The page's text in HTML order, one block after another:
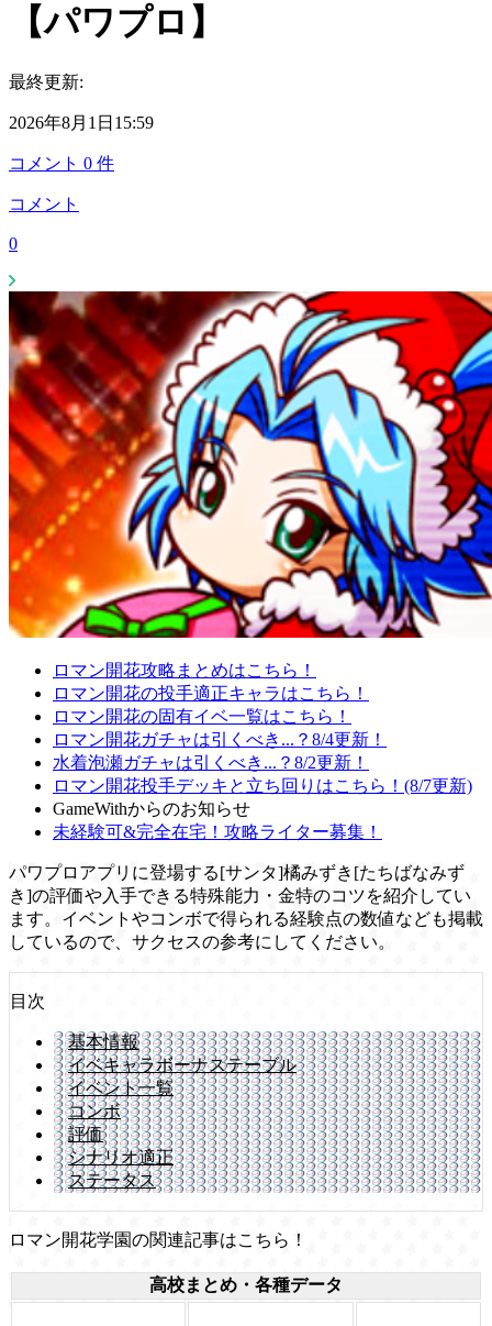
【パワプロ】
最終更新:
2026年8月1日15:59
コメント 0 件
コメント
0
ロマン開花攻略まとめはこちら！
ロマン開花の投手適正キャラはこちら！
ロマン開花の固有イベ一覧はこちら！
ロマン開花ガチャは引くべき...？8/4更新！
水着泡瀬ガチャは引くべき...？8/2更新！
ロマン開花投手デッキと立ち回りはこちら！(8/7更新)
GameWithからのお知らせ
未経験可&完全在宅！攻略ライター募集！
パワプロアプリに登場する[サンタ]橘みずき[たちばなみず
き]の評価や入手できる特殊能力・金特のコツを紹介してい
ます。イベントやコンボで得られる経験点の数値なども掲載
しているので、サクセスの参考にしてください。
目次
基本情報
イベキャラボーナステーブル
イベント一覧
コンボ
評価
シナリオ適正
ステータス
ロマン開花学園の関連記事はこちら！
高校まとめ・各種データ